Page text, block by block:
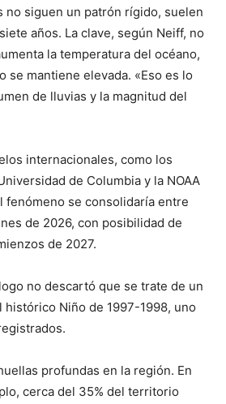
no siguen un patrón rígido, suelen
años. La clave, según Neiff, no
la temperatura del océano,
se mantiene elevada. «Eso es lo
de lluvias y la magnitud del
internacionales, como los
de Columbia y la NOAA
fenómeno se consolidaría entre
de 2026, con posibilidad de
de 2027.
no descartó que se trate de un
histórico Niño de 1997-1998, uno
profundas en la región. En
cerca del 35% del territorio